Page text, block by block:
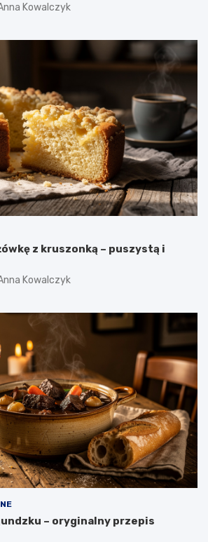
Kowalczyk
z kruszonką – puszystą i
Kowalczyk
– oryginalny przepis